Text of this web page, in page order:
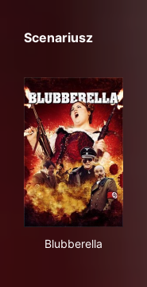
Scenariusz
Blubberella